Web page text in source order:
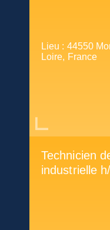
Lieu : 44550
Loire, France
Technicien
industrielle